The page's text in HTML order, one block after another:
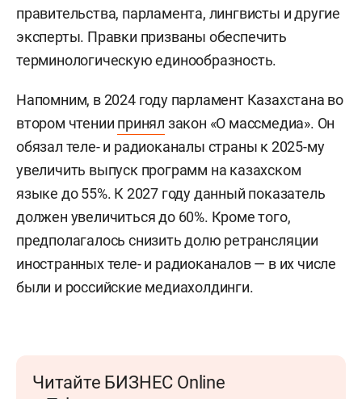
правительства, парламента, лингвисты и другие
эксперты. Правки призваны обеспечить
терминологическую единообразность.
Напомним, в 2024 году парламент Казахстана во
втором чтении принял закон «О массмедиа». Он
обязал теле- и радиоканалы страны к 2025-му
увеличить выпуск программ на казахском
языке до 55%. К 2027 году данный показатель
должен увеличиться до 60%. Кроме того,
предполагалось снизить долю ретрансляции
иностранных теле- и радиоканалов — в их числе
были и российские медиахолдинги.
Читайте БИЗНЕС Online